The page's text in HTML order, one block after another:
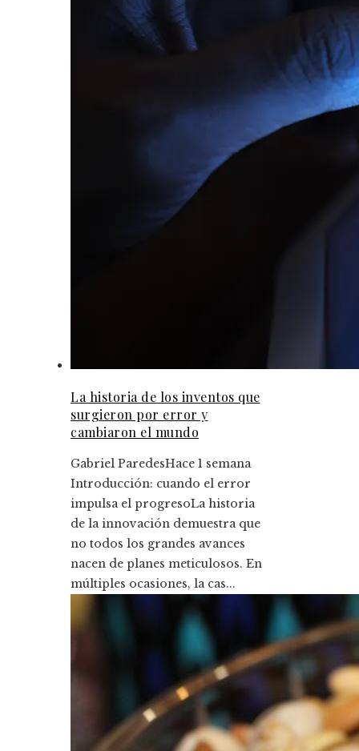
La historia de los inventos que
surgieron por error y
cambiaron el mundo
Gabriel ParedesHace 1 semana
Introducción: cuando el error
impulsa el progresoLa historia
de la innovación demuestra que
no todos los grandes avances
nacen de planes meticulosos. En
múltiples ocasiones, la cas...